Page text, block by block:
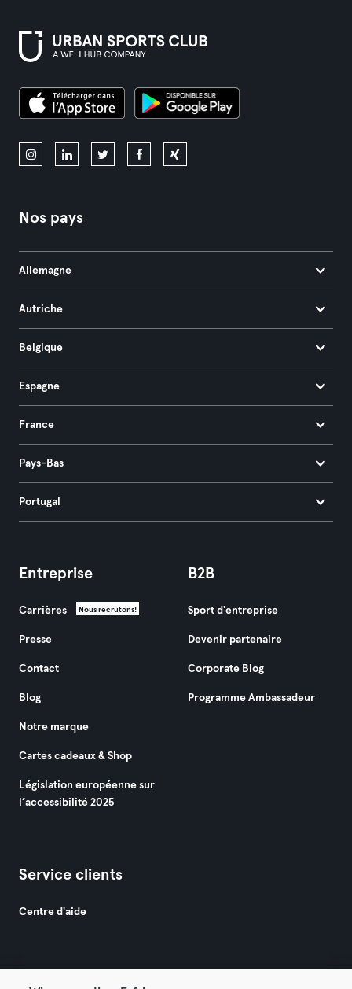
Nos pays
Allemagne
Autriche
Belgique
Espagne
France
Pays-Bas
Portugal
Entreprise
Carrières Nous recrutons!
Presse
Contact
Blog
Notre marque
Cartes cadeaux & Shop
Législation européenne sur
l’accessibilité 2025
B2B
Sport d'entreprise
Devenir partenaire
Corporate Blog
Programme Ambassadeur
Service clients
Centre d'aide